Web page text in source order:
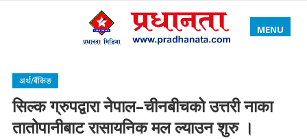
MENU
अर्थ/बैंकिङ
सिल्क ग्रुपद्वारा नेपाल–चीनबीचको उत्तरी नाका
तातोपानीबाट रासायनिक मल ल्याउन शुरु ।